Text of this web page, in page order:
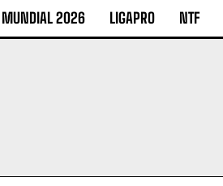
MUNDIAL 2026 LIGAPRO NTF